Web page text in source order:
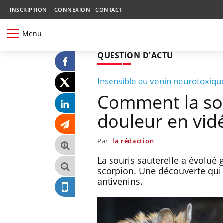
INSCRIPTION CONNEXION CONTACT
Menu
QUESTION D'ACTU
Insensible au venin
Comment la
douleur en
Par la rédaction
La souris sauterelle a évolué
scorpion. Une découverte
antivenins.